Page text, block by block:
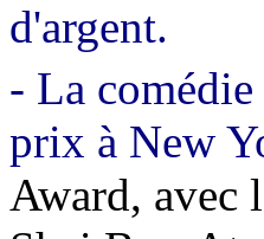
d'argent.
- La
prix à New
Award, avec